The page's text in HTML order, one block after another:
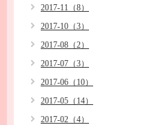
2017-11（8）
2017-10（3）
2017-08（2）
2017-07（3）
2017-06（10）
2017-05（14）
2017-02（4）